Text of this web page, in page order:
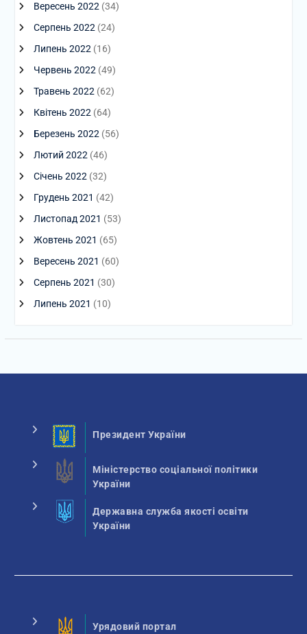
Вересень 2022(34)
Серпень 2022(24)
Липень 2022(16)
Червень 2022(49)
Травень 2022(62)
Квітень 2022(64)
Березень 2022(56)
Лютий 2022(46)
Січень 2022(32)
Грудень 2021 (42)
Листопад 2021 (53)
Жовтень 2021 (65)
Вересень 2021 (60)
Серпень 2021 (30)
Липень 2021 (10)
Президент України
Міністерство соціальної політики
України
Державна служба якості освіти
України
Урядовий портал